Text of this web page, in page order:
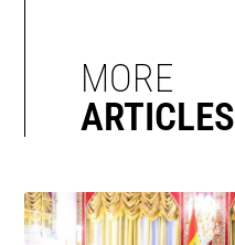
MORE
ARTICLES